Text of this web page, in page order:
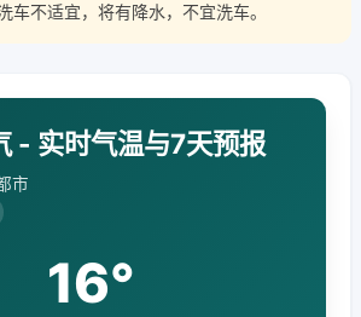
车不适宜，将有降水，不宜洗车。
- 实时气温与7天预报
市
16°